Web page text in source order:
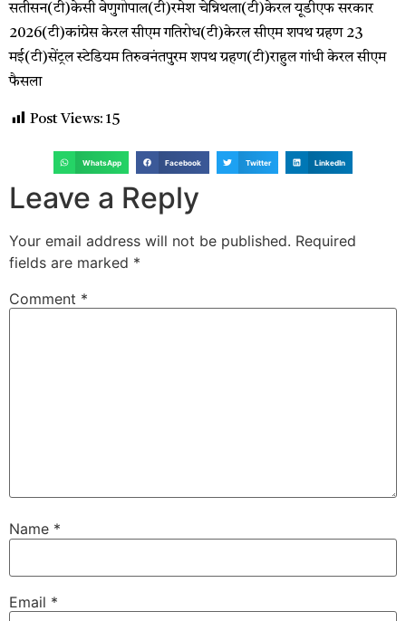
सतीसन(टी)केसी वेणुगोपाल(टी)रमेश चेन्निथला(टी)केरल यूडीएफ सरकार
2026(टी)कांग्रेस केरल सीएम गतिरोध(टी)केरल सीएम शपथ ग्रहण 23
मई(टी)सेंट्रल स्टेडियम तिरुवनंतपुरम शपथ ग्रहण(टी)राहुल गांधी केरल सीएम
फैसला
Post Views: 15
WhatsApp Facebook Twitter LinkedIn
Leave a Reply
Your email address will not be published. Required
fields are marked *
Comment *
Name *
Email *